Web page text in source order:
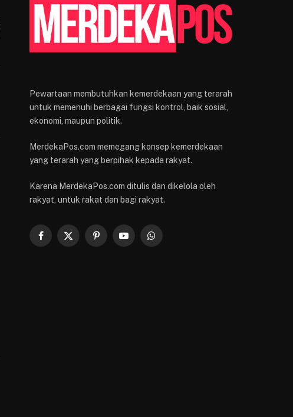
Pewartaan membutuhkan kemerdekaan yang terarah
untuk memenuhi berbagai fungsi kontrol, baik sosial,
ekonomi, maupun politik.
MerdekaPos.com memegang konsep kemerdekaan
yang terarah yang berpihak kepada rakyat.
Karena MerdekaPos.com ditulis dan dikelola oleh
rakyat, untuk rakat dan bagi rakyat.
Facebook
X
PinterestYouTubeWhatsApp